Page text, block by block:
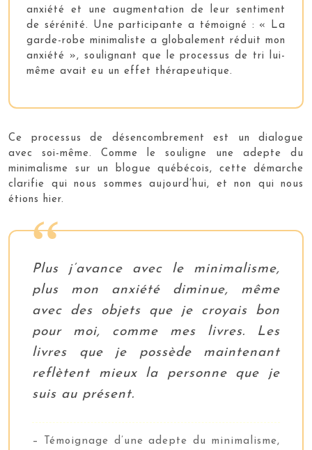
anxiété et une augmentation de leur sentiment
de sérénité. Une participante a témoigné : « La
garde-robe minimaliste a globalement réduit mon
anxiété », soulignant que le processus de tri lui-
même avait eu un effet thérapeutique.
Ce processus de désencombrement est un dialogue
avec soi-même. Comme le souligne une adepte du
minimalisme sur un blogue québécois, cette démarche
clarifie qui nous sommes aujourd’hui, et non qui nous
étions hier.
Plus j’avance avec le minimalisme,
plus mon anxiété diminue, même
avec des objets que je croyais bon
pour moi, comme mes livres. Les
livres que je possède maintenant
reflètent mieux la personne que je
suis au présent.
– Témoignage d’une adepte du minimalisme,